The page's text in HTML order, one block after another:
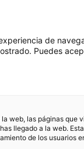
Enric
(laboratorio de
dirigido por Min
expositivos. Es
de
de
Puedes
web, las páginas que
llegado a la web. Esta
de los usuarios